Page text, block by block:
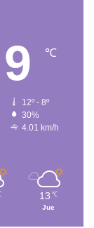
9 ℃
12º - 8º
30%
4.01 km/h
13 ℃
Jue